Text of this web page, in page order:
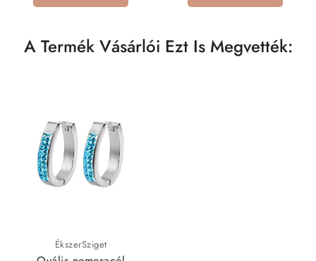
A Termék Vásárlói Ezt Is Megvették:
ÉkszerSziget